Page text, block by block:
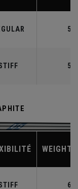
50
50
WEIGHT
60